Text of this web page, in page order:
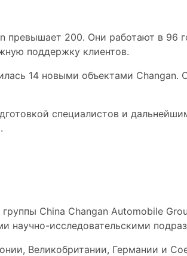
превышает 200. Они работают в 96
поддержку клиентов.
14 новыми объектами
специалистов и
China Changan Automobile
научно-исследовательскими
Великобритании, Германии и